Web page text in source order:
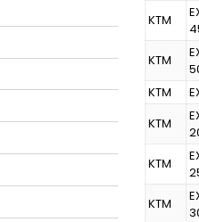
KTM
KTM
KTM
KTM
KTM
KTM